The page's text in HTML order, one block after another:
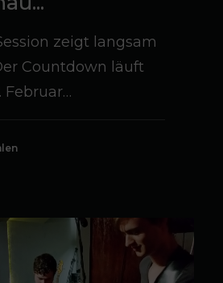
zeigt langsam
Countdown läuft
Februar…